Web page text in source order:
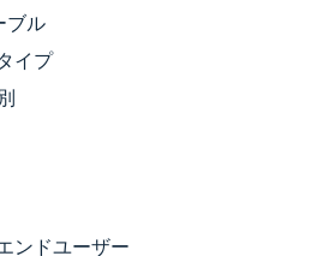
ブル
イプ
ンドユーザー